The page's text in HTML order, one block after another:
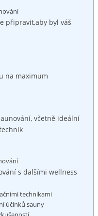
připravit,aby byl váš
na maximum
včetně ideální
s dalšími wellness
technikami
účinků sauny